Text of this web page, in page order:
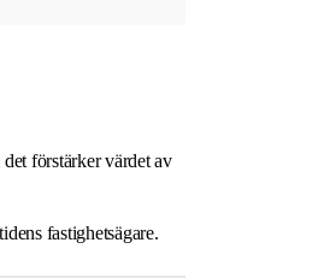
förstärker värdet av
fastighetsägare.